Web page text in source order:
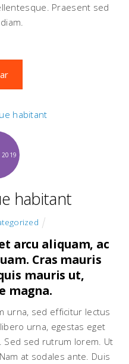
Praesent sed
2019
habitant
arcu aliquam, ac
Cras mauris
mauris ut,
magna.
urna, sed efficitur lectus
urna, egestas eget
Sed sed rutrum lorem. Ut
at sodales ante. Duis